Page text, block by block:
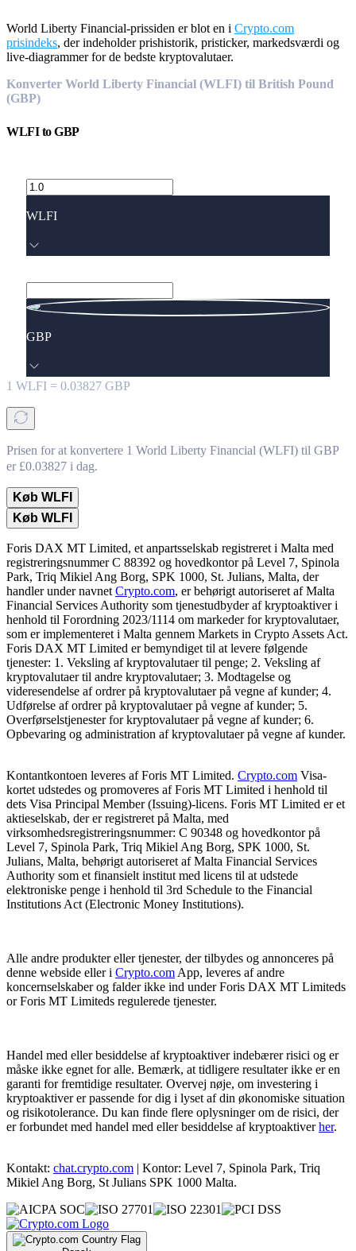
World Liberty Financial-prissiden er blot en i Crypto.com
prisindeks, der indeholder prishistorik, pristicker, markedsværdi og
live-diagrammer for de bedste kryptovalutaer.
Konverter World Liberty Financial (WLFI) til British Pound
(GBP)
WLFItoGBP
WLFI
GBP
1 WLFI = 0.03827 GBP
Prisen for at konvertere 1 World Liberty Financial (WLFI) til GBP
er £0.03827 i dag.
Køb WLFI
Køb WLFI
Foris DAX MT Limited, et anpartsselskab registreret i Malta med
registreringsnummer C 88392 og hovedkontor på Level 7, Spinola
Park, Triq Mikiel Ang Borg, SPK 1000, St. Julians, Malta, der
handler under navnet Crypto.com, er behørigt autoriseret af Malta
Financial Services Authority som tjenestudbyder af kryptoaktiver i
henhold til Forordning 2023/1114 om markeder for kryptovalutaer,
som er implementeret i Malta gennem Markets in Crypto Assets Act.
Foris DAX MT Limited er bemyndiget til at levere følgende
tjenester: 1. Veksling af kryptovalutaer til penge; 2. Veksling af
kryptovalutaer til andre kryptovalutaer; 3. Modtagelse og
videresendelse af ordrer på kryptovalutaer på vegne af kunder; 4.
Udførelse af ordrer på kryptovalutaer på vegne af kunder; 5.
Overførselstjenester for kryptovalutaer på vegne af kunder; 6.
Opbevaring og administration af kryptovalutaer på vegne af kunder.
Kontantkontoen leveres af Foris MT Limited. Crypto.com Visa-
kortet udstedes og promoveres af Foris MT Limited i henhold til
dets Visa Principal Member (Issuing)-licens. Foris MT Limited er et
aktieselskab, der er registreret på Malta, med
virksomhedsregistreringsnummer: C 90348 og hovedkontor på
Level 7, Spinola Park, Triq Mikiel Ang Borg, SPK 1000, St.
Julians, Malta, behørigt autoriseret af Malta Financial Services
Authority som et finansielt institut med licens til at udstede
elektroniske penge i henhold til 3rd Schedule to the Financial
Institutions Act (Electronic Money Institutions).
Alle andre produkter eller tjenester, der tilbydes og annonceres på
denne webside eller i Crypto.com App, leveres af andre
koncernselskaber og falder ikke ind under Foris DAX MT Limiteds
or Foris MT Limiteds regulerede tjenester.
Handel med eller besiddelse af kryptoaktiver indebærer risici og er
måske ikke egnet for alle. Bemærk, at tidligere resultater ikke er en
garanti for fremtidige resultater. Overvej nøje, om investering i
kryptoaktiver er passende for dig i lyset af din økonomiske situation
og risikotolerance. Du kan finde flere oplysninger om de risici, der
er forbundet med handel med eller besiddelse af kryptoaktiverher.
Kontakt: chat.crypto.com | Kontor: Level 7, Spinola Park, Triq
Mikiel Ang Borg, St Julians SPK 1000 Malta.